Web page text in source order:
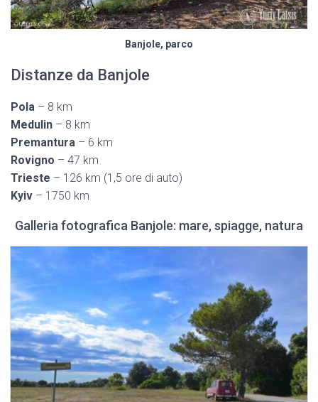
Banjole, parco
Distanze da Banjole
Pola – 8 km
Medulin – 8 km
Premantura – 6 km
Rovigno – 47 km
Trieste – 126 km (1,5 ore di auto)
Kyiv – 1750 km
Galleria fotografica Banjole: mare, spiagge, natura